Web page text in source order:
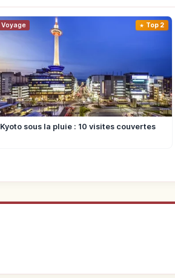
Voyage Top 2
Kyoto sous la pluie : 10 visites couvertes